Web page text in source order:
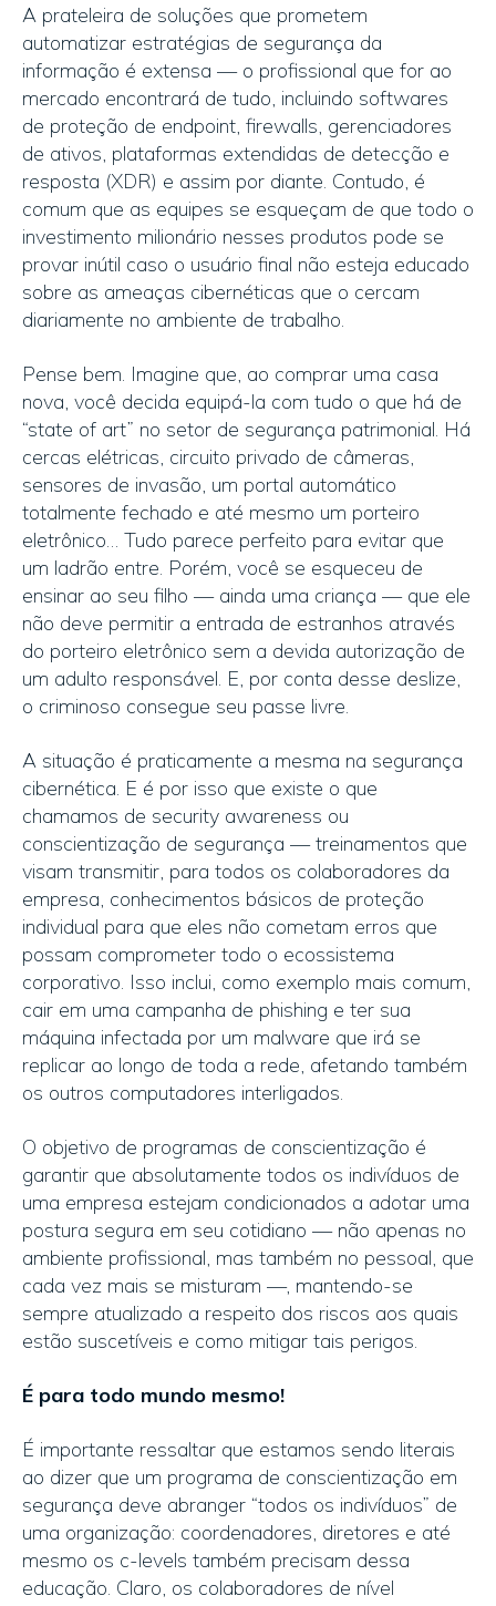
A prateleira de soluções que prometem
automatizar estratégias de segurança da
informação é extensa — o profissional que for ao
mercado encontrará de tudo, incluindo softwares
de proteção de endpoint, firewalls, gerenciadores
de ativos, plataformas extendidas de detecção e
resposta (XDR) e assim por diante. Contudo, é
comum que as equipes se esqueçam de que todo o
investimento milionário nesses produtos pode se
provar inútil caso o usuário final não esteja educado
sobre as ameaças cibernéticas que o cercam
diariamente no ambiente de trabalho.
Pense bem. Imagine que, ao comprar uma casa
nova, você decida equipá-la com tudo o que há de
“state of art” no setor de segurança patrimonial. Há
cercas elétricas, circuito privado de câmeras,
sensores de invasão, um portal automático
totalmente fechado e até mesmo um porteiro
eletrônico… Tudo parece perfeito para evitar que
um ladrão entre. Porém, você se esqueceu de
ensinar ao seu filho — ainda uma criança — que ele
não deve permitir a entrada de estranhos através
do porteiro eletrônico sem a devida autorização de
um adulto responsável. E, por conta desse deslize,
o criminoso consegue seu passe livre.
A situação é praticamente a mesma na segurança
cibernética. E é por isso que existe o que
chamamos de security awareness ou
conscientização de segurança — treinamentos que
visam transmitir, para todos os colaboradores da
empresa, conhecimentos básicos de proteção
individual para que eles não cometam erros que
possam comprometer todo o ecossistema
corporativo. Isso inclui, como exemplo mais comum,
cair em uma campanha de phishing e ter sua
máquina infectada por um malware que irá se
replicar ao longo de toda a rede, afetando também
os outros computadores interligados.
O objetivo de programas de conscientização é
garantir que absolutamente todos os indivíduos de
uma empresa estejam condicionados a adotar uma
postura segura em seu cotidiano — não apenas no
ambiente profissional, mas também no pessoal, que
cada vez mais se misturam —, mantendo-se
sempre atualizado a respeito dos riscos aos quais
estão suscetíveis e como mitigar tais perigos.
É para todo mundo mesmo!
É importante ressaltar que estamos sendo literais
ao dizer que um programa de conscientização em
segurança deve abranger “todos os indivíduos” de
uma organização: coordenadores, diretores e até
mesmo os c-levels também precisam dessa
educação. Claro, os colaboradores de nível